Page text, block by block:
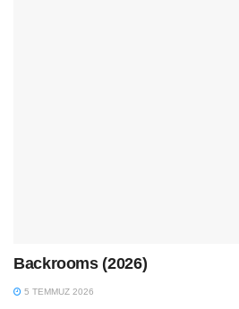
Backrooms (2026)
5 TEMMUZ 2026